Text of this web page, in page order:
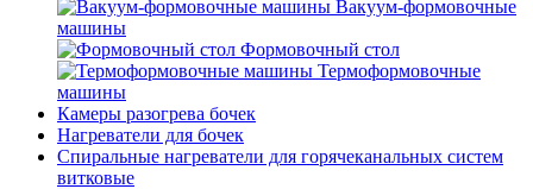
Вакуум-формовочные
машины
Формовочный стол
Термоформовочные
машины
Камеры разогрева бочек
Нагреватели для бочек
Спиральные нагреватели для горячеканальных систем
витковые